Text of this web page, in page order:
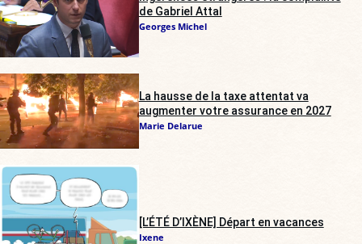
de Gabriel Attal
Georges Michel
La hausse de la taxe attentat va
augmenter votre assurance en 2027
Marie Delarue
[L’ÉTÉ D’IXÈNE] Départ en vacances
Ixene